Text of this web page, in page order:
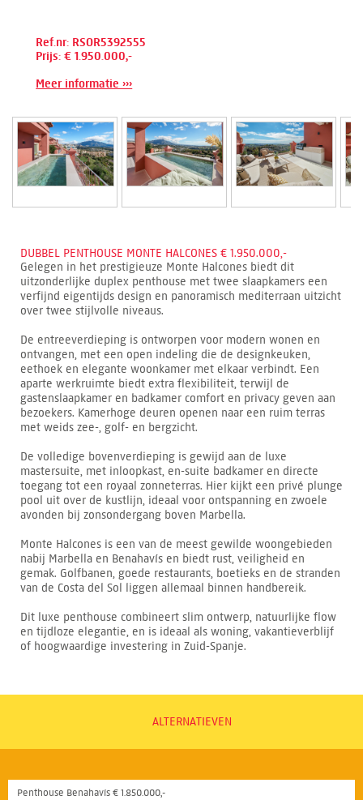
Ref.nr: RSOR5392555
Prijs: € 1.950.000,-
Meer informatie ›››
DUBBEL PENTHOUSE MONTE HALCONES € 1.950.000,-
Gelegen in het prestigieuze Monte Halcones biedt dit
uitzonderlijke duplex penthouse met twee slaapkamers een
verfijnd eigentijds design en panoramisch mediterraan uitzicht
over twee stijlvolle niveaus.
De entreeverdieping is ontworpen voor modern wonen en
ontvangen, met een open indeling die de designkeuken,
eethoek en elegante woonkamer met elkaar verbindt. Een
aparte werkruimte biedt extra flexibiliteit, terwijl de
gastenslaapkamer en badkamer comfort en privacy geven aan
bezoekers. Kamerhoge deuren openen naar een ruim terras
met weids zee-, golf- en bergzicht.
De volledige bovenverdieping is gewijd aan de luxe
mastersuite, met inloopkast, en-suite badkamer en directe
toegang tot een royaal zonneterras. Hier kijkt een privé plunge
pool uit over de kustlijn, ideaal voor ontspanning en zwoele
avonden bij zonsondergang boven Marbella.
Monte Halcones is een van de meest gewilde woongebieden
nabij Marbella en Benahavís en biedt rust, veiligheid en
gemak. Golfbanen, goede restaurants, boetieks en de stranden
van de Costa del Sol liggen allemaal binnen handbereik.
Dit luxe penthouse combineert slim ontwerp, natuurlijke flow
en tijdloze elegantie, en is ideaal als woning, vakantieverblijf
of hoogwaardige investering in Zuid-Spanje.
ALTERNATIEVEN
Penthouse Benahavís € 1.850.000,-